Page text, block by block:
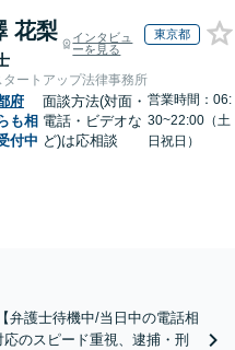
花梨
インタビュ
ーを見る
東京都
タートアップ法律事務所
府
も相
付中
面談方法(対面・
電話・ビデオな
ど)は応相談
営業時間：06:
30~22:00（土
日祝日）
弁護士待機中/当日中の電話相
のスピード重視、逮捕・刑